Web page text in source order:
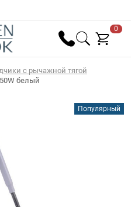
0
c рычажной тягой
белый
Популярный